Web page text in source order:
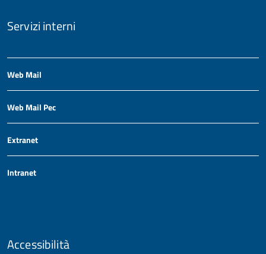
Servizi interni
Web Mail
Web Mail Pec
Extranet
Intranet
Accessibilità